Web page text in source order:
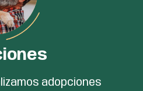
adopciones